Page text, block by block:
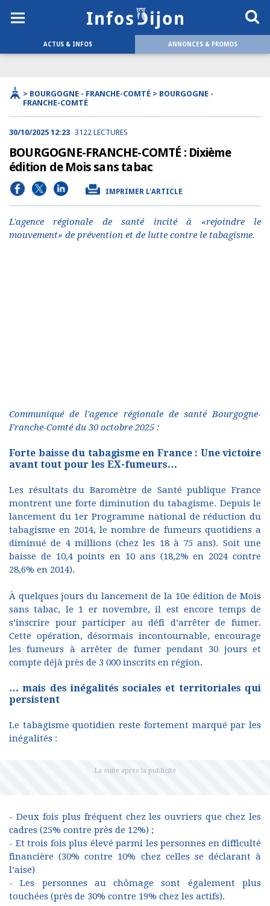
ACTUS & INFOS ANNONCES & PROMOS
> BOURGOGNE - FRANCHE-COMTÉ > BOURGOGNE -
FRANCHE-COMTÉ
30/10/2025 12:23 3122 LECTURES
BOURGOGNE-FRANCHE-COMTÉ : Dixième
édition de Mois sans tabac
IMPRIMER L'ARTICLE
L'agence régionale de santé incité à «rejoindre le
mouvement» de prévention et de lutte contre le tabagisme.
Communiqué de l'agence régionale de santé Bourgogne-
Franche-Comté du 30 octobre 2025 :
Forte baisse du tabagisme en France : Une victoire
avant tout pour les EX-fumeurs…
Les résultats du Baromètre de Santé publique France
montrent une forte diminution du tabagisme. Depuis le
lancement du 1er Programme national de réduction du
tabagisme en 2014, le nombre de fumeurs quotidiens a
diminué de 4 millions (chez les 18 à 75 ans). Soit une
baisse de 10,4 points en 10 ans (18,2% en 2024 contre
28,6% en 2014).
À quelques jours du lancement de la 10e édition de Mois
sans tabac, le 1 er novembre, il est encore temps de
s’inscrire pour participer au défi d’arrêter de fumer.
Cette opération, désormais incontournable, encourage
les fumeurs à arrêter de fumer pendant 30 jours et
compte déjà près de 3 000 inscrits en région.
… mais des inégalités sociales et territoriales qui
persistent
Le tabagisme quotidien reste fortement marqué par les
inégalités :
- Deux fois plus fréquent chez les ouvriers que chez les
cadres (25% contre près de 12%) ;
- Et trois fois plus élevé parmi les personnes en difficulté
financière (30% contre 10% chez celles se déclarant à
l’aise)
- Les personnes au chômage sont également plus
touchées (près de 30% contre 19% chez les actifs).